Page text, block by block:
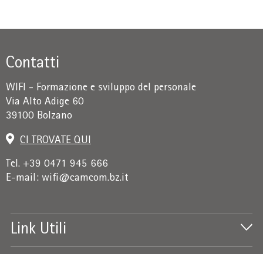
Contatti
WIFI - Formazione e sviluppo del personale
Via Alto Adige 60
39100 Bolzano
CI TROVATE QUI
Tel. +39 0471 945 666
E-mail: wifi@camcom.bz.it
Link Utili